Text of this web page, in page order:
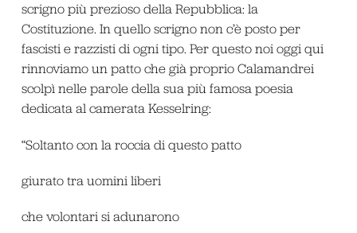
scrigno più prezioso della Repubblica: la
Costituzione. In quello scrigno non c’è posto per
fascisti e razzisti di ogni tipo. Per questo noi oggi qui
rinnoviamo un patto che già proprio Calamandrei
scolpì nelle parole della sua più famosa poesia
dedicata al camerata Kesselring:
“Soltanto con la roccia di questo patto
giurato tra uomini liberi
che volontari si adunarono